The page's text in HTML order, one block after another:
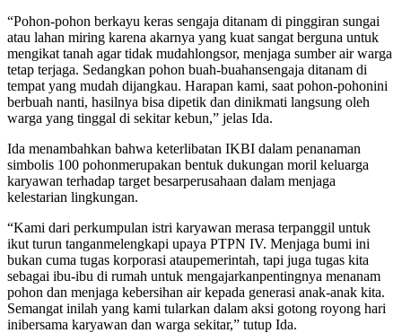
“Pohon-pohon berkayu keras sengaja ditanam di pinggiran sungai
atau lahan miring karena akarnya yang kuat sangat berguna untuk
mengikat tanah agartidak mudahlongsor, menjaga sumberairwarga
tetap terjaga. Sedangkan pohon buah-buahansengaja ditanam di
tempat yang mudah dijangkau. Harapan kami, saat pohon-pohonini
berbuah nanti, hasilnya bisa dipetik dan dinikmati langsung oleh
warga yang tinggal di sekitar kebun,” jelas Ida.
Ida menambahkan bahwa keterlibatan IKBI dalam penanaman
simbolis 100 pohonmerupakan bentuk dukungan moril keluarga
karyawan terhadap target besarperusahaan dalam menjaga
kelestarian lingkungan.
“Kami dari perkumpulan istri karyawan merasa terpanggil untuk
ikut turun tanganmelengkapi upaya PTPN IV. Menjaga bumi ini
bukan cuma tugas korporasi ataupemerintah, tapi juga tugas kita
sebagai ibu-ibu di rumah untuk mengajarkanpentingnya menanam
pohon dan menjaga kebersihan airkepada generasi anak-anak kita.
Semangat inilah yang kami tularkan dalam aksi gotong royong hari
inibersama karyawan dan warga sekitar,” tutup Ida.